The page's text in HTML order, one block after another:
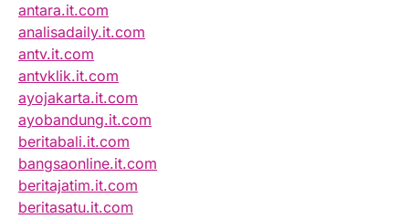
antara.it.com
analisadaily.it.com
antv.it.com
antvklik.it.com
ayojakarta.it.com
ayobandung.it.com
beritabali.it.com
bangsaonline.it.com
beritajatim.it.com
beritasatu.it.com